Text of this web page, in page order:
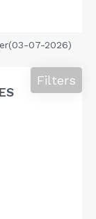
07-2026)
Filters